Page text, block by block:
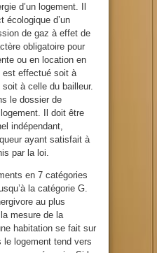
d’un logement. Il
écologique d’un
de gaz à effet de
obligatoire pour
ou en location en
est effectué soit à
soit à celle du bailleur.
le dossier de
Il doit être
indépendant,
ayant satisfait à
par la loi.
en 7 catégories
la catégorie G.
au plus
mesure de la
habitation se fait sur
logement tend vers